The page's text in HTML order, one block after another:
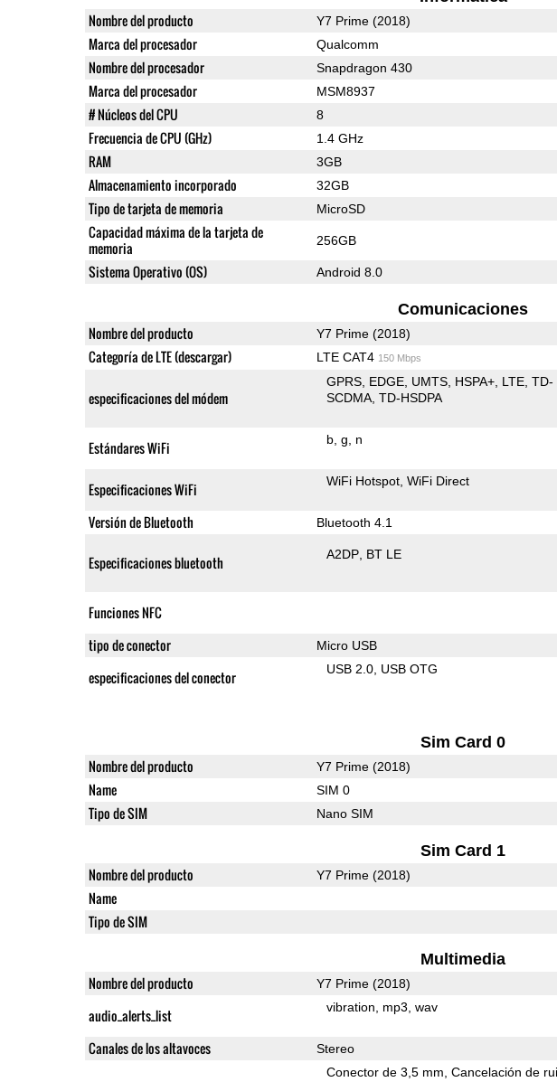
Nombre del producto Y7 Prime (2018)
Marca del procesador Qualcomm
Nombre del procesador Snapdragon 430
Marca del procesador MSM8937
# Núcleos del CPU 8
Frecuencia de CPU (GHz) 1.4 GHz
RAM 3GB
Almacenamiento incorporado 32GB
Tipo de tarjeta de memoria MicroSD
Capacidad máxima de la tarjeta de
memoria
256GB
Sistema Operativo (OS) Android 8.0
Comunicaciones
Nombre del producto Y7 Prime (2018)
Categoría de LTE (descargar) LTE CAT4 150 Mbps
especificaciones del módem
GPRS EDGE UMTS HSPA+ LTE TD-
SCDMA TD-HSDPA
Estándares WiFi b g n
Especificaciones WiFi WiFi Hotspot WiFi Direct
Versión de Bluetooth Bluetooth 4.1
Especificaciones bluetooth A2DP BT LE
Funciones NFC
tipo de conector Micro USB
especificaciones del conector USB 2.0 USB OTG
Sim Card 0
Nombre del producto Y7 Prime (2018)
Name SIM 0
Tipo de SIM Nano SIM
Sim Card 1
Nombre del producto Y7 Prime (2018)
Name
Tipo de SIM
Multimedia
Nombre del producto Y7 Prime (2018)
audio_alerts_list vibration mp3 wav
Canales de los altavoces Stereo
Conector de 3,5 mm Cancelación de